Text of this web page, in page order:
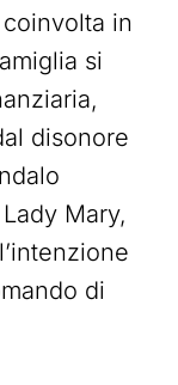
in
si
disonore
Mary,
di